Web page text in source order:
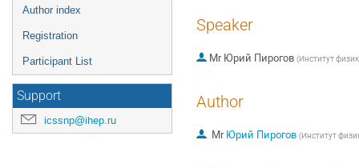
Author index
Registration
Participant List
Support
icssnp@ihep.ru
Speaker
Mr Юрий Пирогов (Институт
Author
MrЮрий Пирогов (Институт